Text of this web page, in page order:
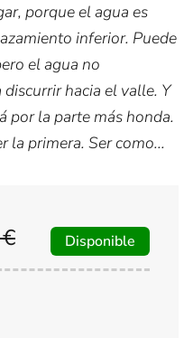
porque el agua es
inferior. Puede
el agua no
hacia el valle. Y
por la parte más honda.
la primera. Ser como...
Disponible